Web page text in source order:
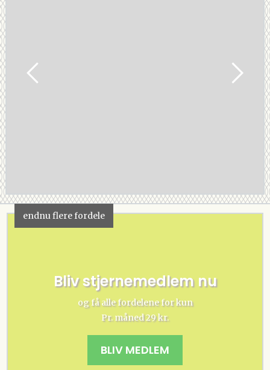
endnu flere fordele
Bliv stjernemedlem nu
og få alle fordelene for kun
Pr. måned 29 kr.
BLIV MEDLEM